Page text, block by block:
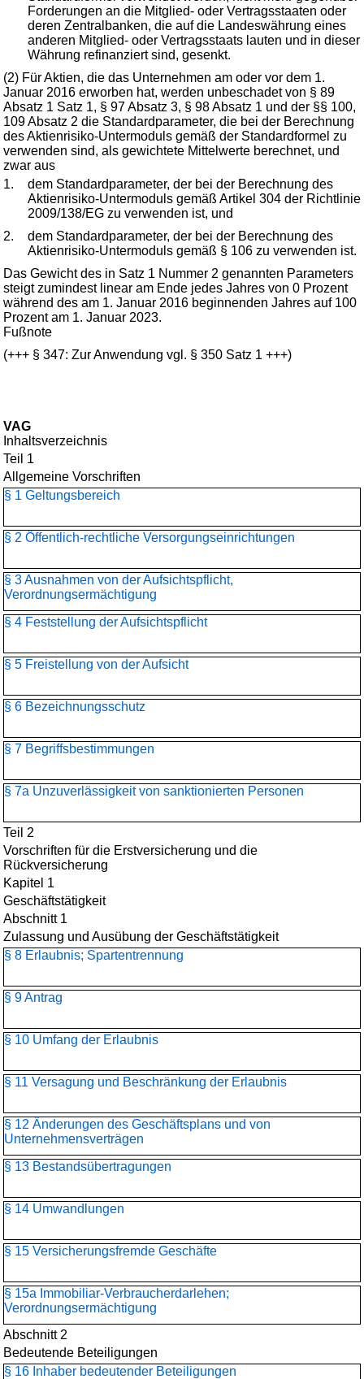
Forderungen an die Mitglied- oder Vertragsstaaten oder
deren Zentralbanken, die auf die Landeswährung eines
anderen Mitglied- oder Vertragsstaats lauten und in dieser
Währung refinanziert sind, gesenkt.
(2) Für Aktien, die das Unternehmen am oder vor dem 1.
Januar 2016 erworben hat, werden unbeschadet von § 89
Absatz 1 Satz 1, § 97 Absatz 3, § 98 Absatz 1 und der §§ 100,
109 Absatz 2 die Standardparameter, die bei der Berechnung
des Aktienrisiko-Untermoduls gemäß der Standardformel zu
verwenden sind, als gewichtete Mittelwerte berechnet, und
zwar aus
1.
dem Standardparameter, der bei der Berechnung des
Aktienrisiko-Untermoduls gemäß Artikel 304 der Richtlinie
2009/138/EG zu verwenden ist, und
2.
dem Standardparameter, der bei der Berechnung des
Aktienrisiko-Untermoduls gemäß § 106 zu verwenden ist.
Das Gewicht des in Satz 1 Nummer 2 genannten Parameters
steigt zumindest linear am Ende jedes Jahres von 0 Prozent
während des am 1. Januar 2016 beginnenden Jahres auf 100
Prozent am 1. Januar 2023.
Fußnote
(+++ § 347: Zur Anwendung vgl. § 350 Satz 1 +++)
VAG
Inhaltsverzeichnis
Teil 1
Allgemeine Vorschriften
§ 1 Geltungsbereich
§ 2 Öffentlich-rechtliche Versorgungseinrichtungen
§ 3 Ausnahmen von der Aufsichtspflicht,
Verordnungsermächtigung
§ 4 Feststellung der Aufsichtspflicht
§ 5 Freistellung von der Aufsicht
§ 6 Bezeichnungsschutz
§ 7 Begriffsbestimmungen
§ 7a Unzuverlässigkeit von sanktionierten Personen
Teil 2
Vorschriften für die Erstversicherung und die
Rückversicherung
Kapitel 1
Geschäftstätigkeit
Abschnitt 1
Zulassung und Ausübung der Geschäftstätigkeit
§ 8 Erlaubnis; Spartentrennung
§ 9 Antrag
§ 10 Umfang der Erlaubnis
§ 11 Versagung und Beschränkung der Erlaubnis
§ 12 Änderungen des Geschäftsplans und von
Unternehmensverträgen
§ 13 Bestandsübertragungen
§ 14 Umwandlungen
§ 15 Versicherungsfremde Geschäfte
§ 15a Immobiliar-Verbraucherdarlehen;
Verordnungsermächtigung
Abschnitt 2
Bedeutende Beteiligungen
§ 16 Inhaber bedeutender Beteiligungen